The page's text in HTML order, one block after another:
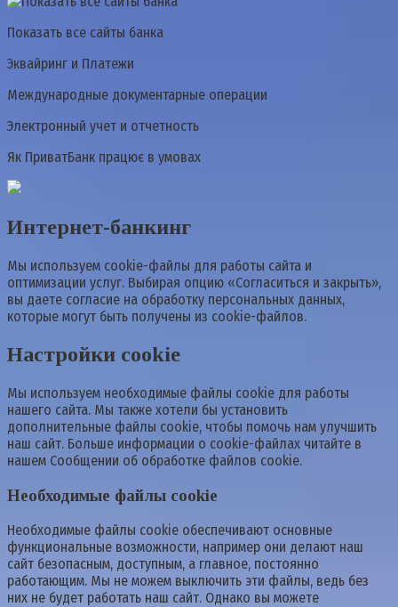
Показать все сайты банка
Эквайринг и Платежи
Международные документарные операции
Электронный учет и отчетность
Як ПриватБанк працює в умовах
Интернет-банкинг
Мы используем cookie-файлы для работы сайта и
оптимизации услуг. Выбирая опцию «Согласиться и закрыть»,
вы даете согласие на обработку персональных данных,
которые могут быть получены из cookie-файлов.
Настройки cookie
Мы используем необходимые файлы cookie для работы
нашего сайта. Мы также хотели бы установить
дополнительные файлы cookie, чтобы помочь нам улучшить
наш сайт. Больше информации о cookie-файлах читайте в
нашем Сообщении об обработке файлов cookie.
Необходимые файлы cookie
Необходимые файлы cookie обеспечивают основные
функциональные возможности, например они делают наш
сайт безопасным, доступным, а главное, постоянно
работающим. Мы не можем выключить эти файлы, ведь без
них не будет работать наш сайт. Однако вы можете